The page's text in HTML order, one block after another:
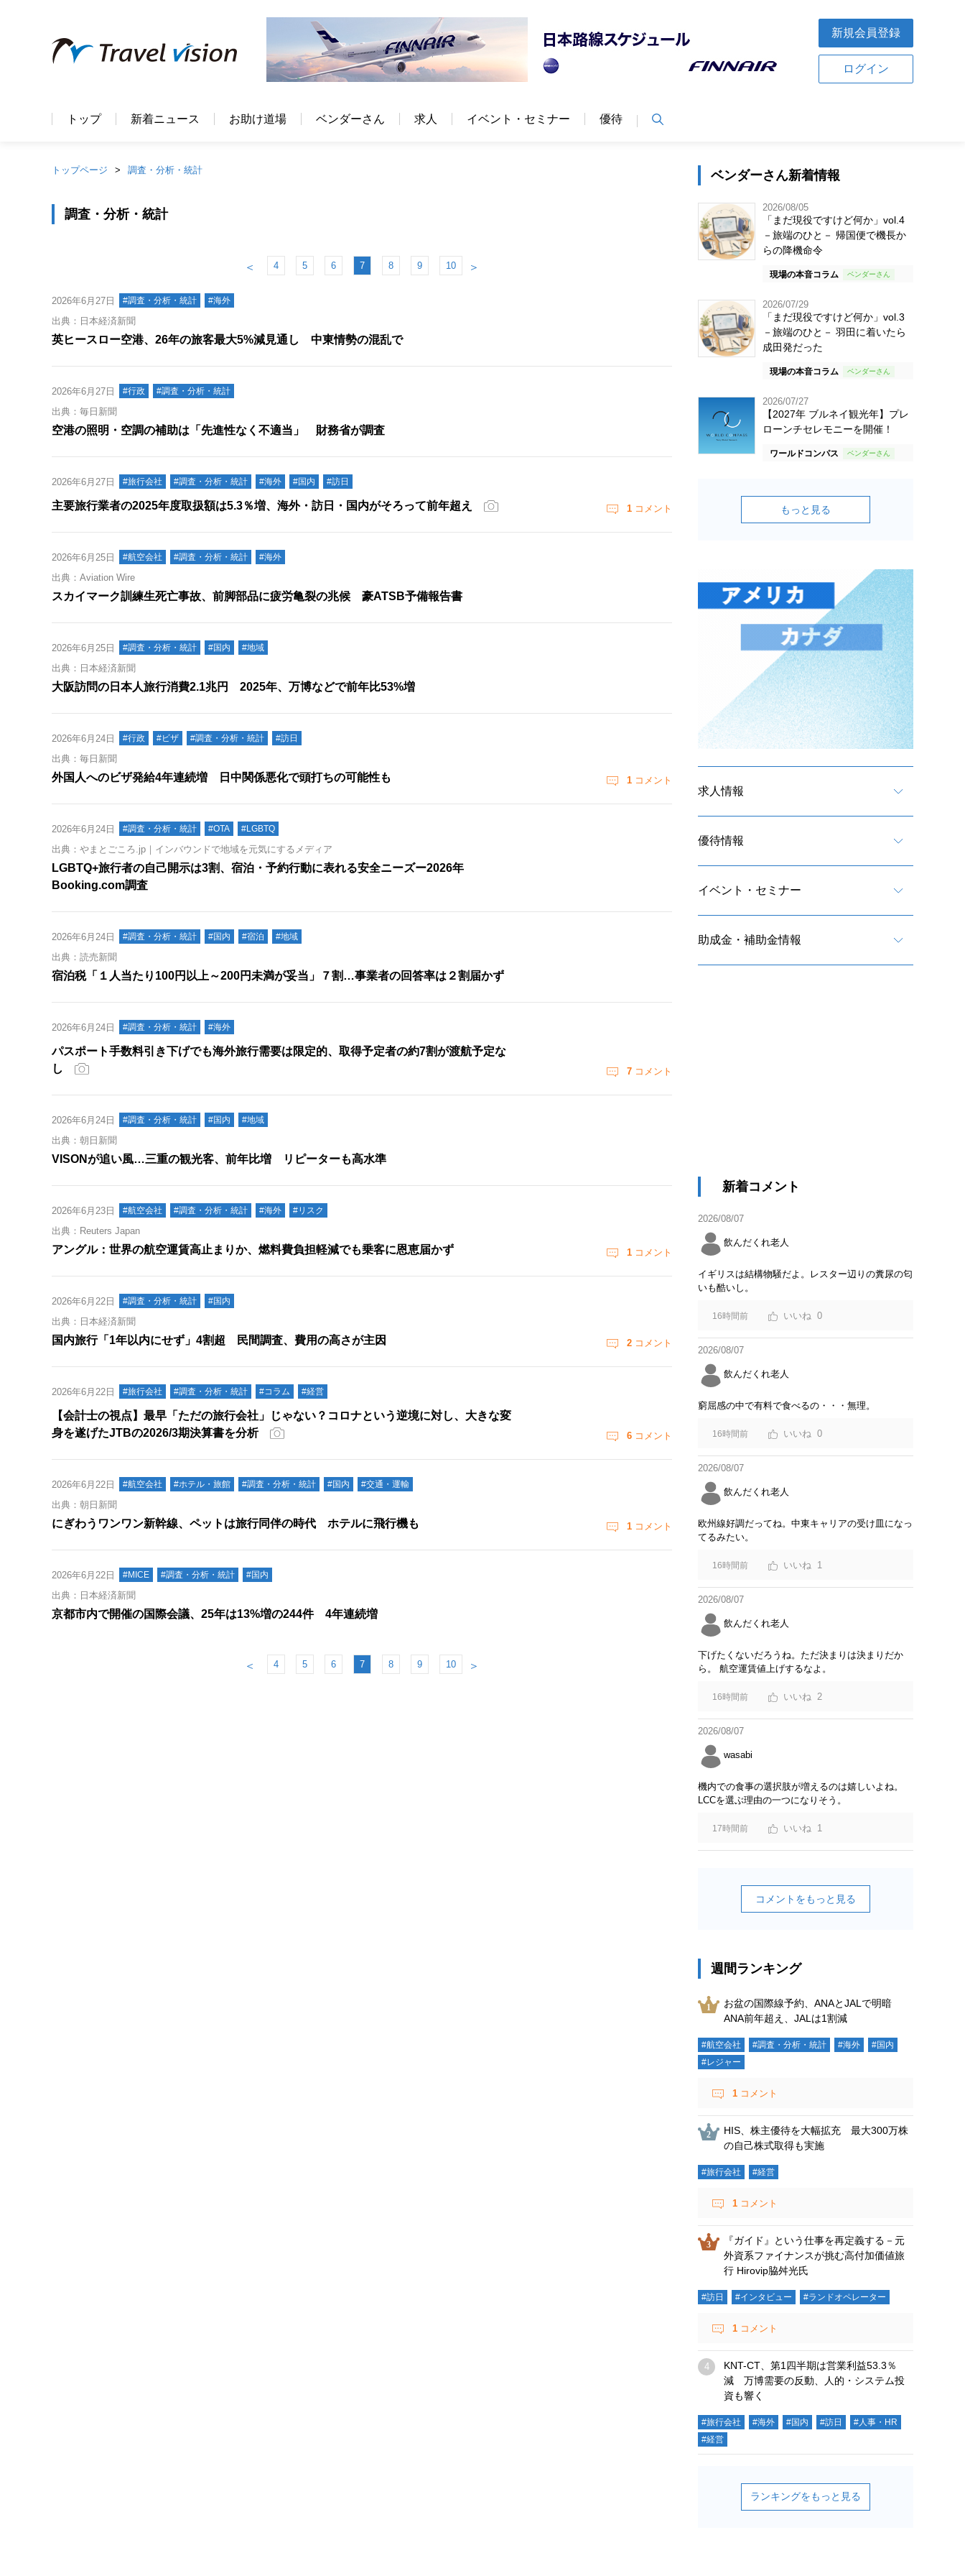
新規会員登録
ログイン
トップ 新着ニュース お助け道場 ベンダーさん 求人 イベント・セミナー 優待
トップページ 調査・分析・統計
調査・分析・統計
＜ 4 5 6 7 8 9 10 ＞
2026年6月27日 #調査・分析・統計 #海外
出典：日本経済新聞
英ヒースロー空港、26年の旅客最大5%減見通し 中東情勢の混乱で
2026年6月27日 #行政 #調査・分析・統計
出典：毎日新聞
空港の照明・空調の補助は「先進性なく不適当」 財務省が調査
2026年6月27日 #旅行会社 #調査・分析・統計 #海外 #国内 #訪日
主要旅行業者の2025年度取扱額は5.3％増、海外・訪日・国内がそろって前年超え 1 コメント
2026年6月25日 #航空会社 #調査・分析・統計 #海外
出典：Aviation Wire
スカイマーク訓練生死亡事故、前脚部品に疲労亀裂の兆候 豪ATSB予備報告書
2026年6月25日 #調査・分析・統計 #国内 #地域
出典：日本経済新聞
大阪訪問の日本人旅行消費2.1兆円 2025年、万博などで前年比53%増
2026年6月24日 #行政 #ビザ #調査・分析・統計 #訪日
出典：毎日新聞
外国人へのビザ発給4年連続増 日中関係悪化で頭打ちの可能性も 1 コメント
2026年6月24日 #調査・分析・統計 #OTA #LGBTQ
出典：やまとごころ.jp｜インバウンドで地域を元気にするメディア
LGBTQ+旅行者の自己開示は3割、宿泊・予約行動に表れる安全ニーズー2026年
Booking.com調査
2026年6月24日 #調査・分析・統計 #国内 #宿泊 #地域
出典：読売新聞
宿泊税「１人当たり100円以上～200円未満が妥当」７割…事業者の回答率は２割届かず
2026年6月24日 #調査・分析・統計 #海外
パスポート手数料引き下げでも海外旅行需要は限定的、取得予定者の約7割が渡航予定な
し
7 コメント
2026年6月24日 #調査・分析・統計 #国内 #地域
出典：朝日新聞
VISONが追い風…三重の観光客、前年比増 リピーターも高水準
2026年6月23日 #航空会社 #調査・分析・統計 #海外 #リスク
出典：Reuters Japan
アングル：世界の航空運賃高止まりか、燃料費負担軽減でも乗客に恩恵届かず 1 コメント
2026年6月22日 #調査・分析・統計 #国内
出典：日本経済新聞
国内旅行「1年以内にせず」4割超 民間調査、費用の高さが主因 2 コメント
2026年6月22日 #旅行会社 #調査・分析・統計 #コラム #経営
【会計士の視点】最早「ただの旅行会社」じゃない？コロナという逆境に対し、大きな変
身を遂げたJTBの2026/3期決算書を分析
6 コメント
2026年6月22日 #航空会社 #ホテル・旅館 #調査・分析・統計 #国内 #交通・運輸
出典：朝日新聞
にぎわうワンワン新幹線、ペットは旅行同伴の時代 ホテルに飛行機も 1 コメント
2026年6月22日 #MICE #調査・分析・統計 #国内
出典：日本経済新聞
京都市内で開催の国際会議、25年は13%増の244件 4年連続増
＜ 4 5 6 7 8 9 10 ＞
ベンダーさん新着情報
2026/08/05
「まだ現役ですけど何か」vol.4
－旅端のひと－ 帰国便で機長か
らの降機命令
現場の本音コラム
2026/07/29
「まだ現役ですけど何か」vol.3
－旅端のひと－ 羽田に着いたら
成田発だった
現場の本音コラム
2026/07/27
【2027年 ブルネイ観光年】プレ
ローンチセレモニーを開催！
ワールドコンパス
もっと見る
求人情報
優待情報
イベント・セミナー
助成金・補助金情報
新着コメント
2026/08/07
飲んだくれ老人
イギリスは結構物騒だよ。レスター辺りの糞尿の匂
いも酷いし。
16時間前 0
2026/08/07
飲んだくれ老人
窮屈感の中で有料で食べるの・・・無理。
16時間前 0
2026/08/07
飲んだくれ老人
欧州線好調だってね。中東キャリアの受け皿になっ
てるみたい。
16時間前 1
2026/08/07
飲んだくれ老人
下げたくないだろうね。ただ決まりは決まりだか
ら。 航空運賃値上げするなよ。
16時間前 2
2026/08/07
wasabi
機内での食事の選択肢が増えるのは嬉しいよね。
LCCを選ぶ理由の一つになりそう。
17時間前 1
コメントをもっと見る
週間ランキング
お盆の国際線予約、ANAとJALで明暗
ANA前年超え、JALは1割減
#航空会社 #調査・分析・統計 #海外
#国内
#レジャー
1 コメント
HIS、株主優待を大幅拡充 最大300万株
の自己株式取得も実施
#旅行会社 #経営
1 コメント
『ガイド』という仕事を再定義する－元
外資系ファイナンスが挑む高付加価値旅
行 Hirovip脇舛光氏
#訪日 #インタビュー #ランドオペレーター
1 コメント
KNT-CT、第1四半期は営業利益53.3％
減 万博需要の反動、人的・システム投
資も響く
#旅行会社 #海外 #国内 #訪日
#人事・HR
#経営